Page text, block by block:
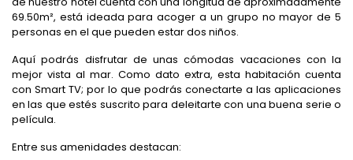
69.50m², está ideada para acoger a un grupo no mayor de 5
personas en el que pueden estar dos niños.
Aquí podrás disfrutar de unas cómodas vacaciones con la
mejor vista al mar. Como dato extra, esta habitación cuenta
con Smart TV; por lo que podrás conectarte a las aplicaciones
en las que estés suscrito para deleitarte con una buena serie o
película.
Entre sus amenidades destacan: